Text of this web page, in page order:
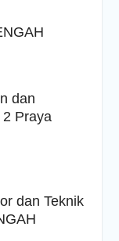
dan
Praya
dan Teknik